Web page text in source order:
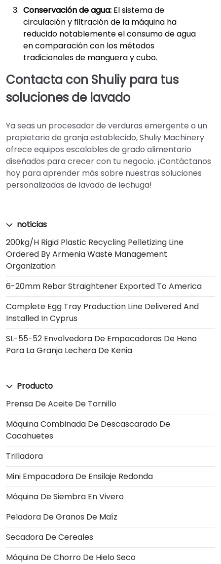
Conservación de agua: El sistema de
circulación y filtración de la máquina ha
reducido notablemente el consumo de agua
en comparación con los métodos
tradicionales de manguera y cubo.
Contacta con Shuliy para tus
soluciones de lavado
Ya seas un procesador de verduras emergente o un
propietario de granja establecido, Shuliy Machinery
ofrece equipos escalables de grado alimentario
diseñados para crecer con tu negocio. ¡Contáctanos
hoy para aprender más sobre nuestras soluciones
personalizadas de lavado de lechuga!
noticias
200kg/h Rigid Plastic Recycling Pelletizing Line
Ordered By Armenia Waste Management
Organization
6-20mm Rebar Straightener Exported To America
Complete Egg Tray Production Line Delivered And
Installed In Cyprus
SL-55-52 Envolvedora De Empacadoras De Heno
Para La Granja Lechera De Kenia
Producto
Prensa De Aceite De Tornillo
Máquina Combinada De Descascarado De
Cacahuetes
Trilladora
Mini Empacadora De Ensilaje Redonda
Máquina De Siembra En Vivero
Peladora De Granos De Maíz
Secadora De Cereales
Máquina De Chorro De Hielo Seco